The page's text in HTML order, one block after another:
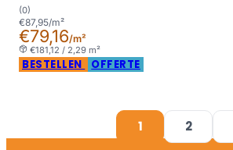
(0)
€87,95/m²
€79,16/m²
€181,12 / 2,29 m²
BESTELLEN OFFERTE
1 2